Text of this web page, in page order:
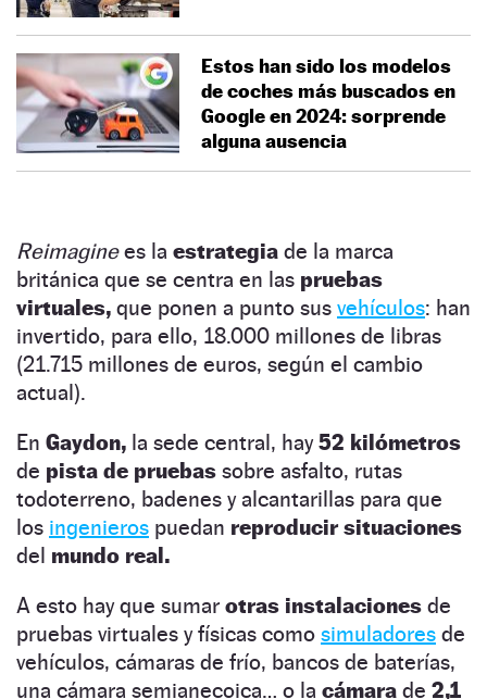
Estos han sido los modelos
de coches más buscados en
Google en 2024: sorprende
alguna ausencia
Reimaginees la estrategia de la marca
británica que se centra en las pruebas
virtuales, que ponen a punto sus vehículos: han
invertido, para ello, 18.000 millones de libras
(21.715 millones de euros, según el cambio
actual).
En Gaydon, la sede central, hay52 kilómetros
de pista de pruebas sobre asfalto, rutas
todoterreno, badenes y alcantarillas para que
los ingenieros puedan reproducir situaciones
del mundo real.
A esto hay que sumar otras instalaciones de
pruebas virtuales y físicas como simuladores de
vehículos, cámaras de frío, bancos de baterías,
una cámara semianecoica… o la cámara de 2,1